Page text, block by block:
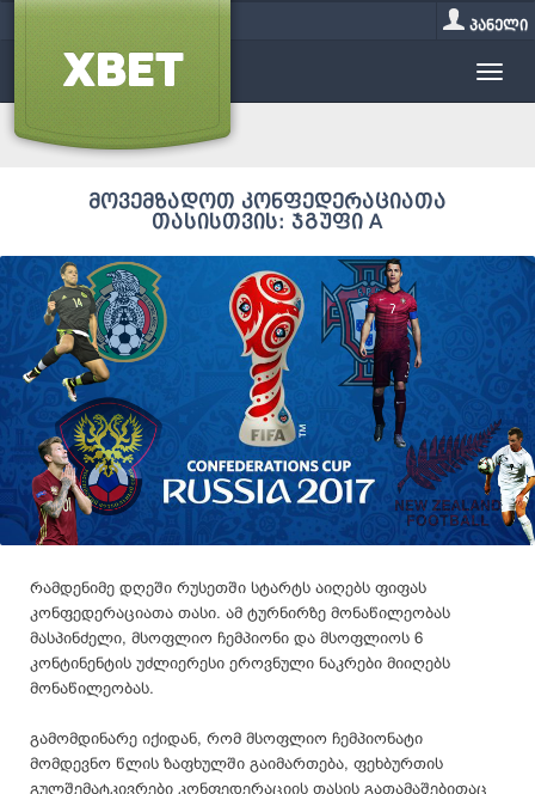
პანელი
მოვემზადოთ კონფედერაციათა
თასისთვის: ჯგუფი A
რამდენიმე დღეში რუსეთში სტარტს აიღებს ფიფას
კონფედერაციათა თასი. ამ ტურნირზე მონაწილეობას
მასპინძელი, მსოფლიო ჩემპიონი და მსოფლიოს 6
კონტინენტის უძლიერესი ეროვნული ნაკრები მიიღებს
მონაწილეობას.
გამომდინარე იქიდან, რომ მსოფლიო ჩემპიონატი
მომდევნო წლის ზაფხულში გაიმართება, ფეხბურთის
გულშემატკივრები კონფედერაციის თასის გათამაშებითაც